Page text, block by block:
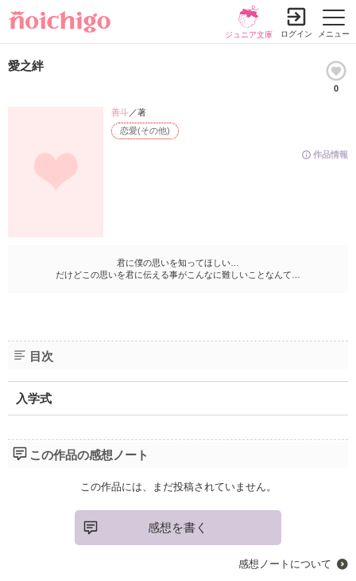
メニュー
ジュニア文庫 ログイン
愛之絆
0
作品情報
恋愛(その他)
善斗／著
君に僕の思いを知ってほしい…
だけどこの思いを君に伝える事がこんなに難しいことなんて…
目次
入学式
この作品の感想ノート
この作品には、まだ投稿されていません。
感想を書く
感想ノートについて